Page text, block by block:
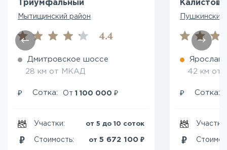
Триумфальный
Мытищинский район
4.4
Дмитровское шоссе
28 км от МКАД
₽ Сотка: От 1 100 000 ₽
Участки: от 5 до 10 соток
Стоимость: от 5 672 100 ₽
Калистово
Пушкинский
42 км от
₽ Сотка:
Участки: